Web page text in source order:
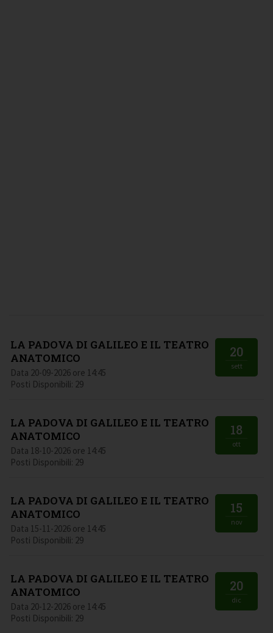
LA PADOVA DI GALILEO E IL TEATRO
ANATOMICO
Data 20-09-2026 ore 14:45
Posti Disponibili: 29
20
sett
LA PADOVA DI GALILEO E IL TEATRO
ANATOMICO
Data 18-10-2026 ore 14:45
Posti Disponibili: 29
18
ott
LA PADOVA DI GALILEO E IL TEATRO
ANATOMICO
Data 15-11-2026 ore 14:45
Posti Disponibili: 29
15
nov
LA PADOVA DI GALILEO E IL TEATRO
ANATOMICO
Data 20-12-2026 ore 14:45
Posti Disponibili: 29
20
dic